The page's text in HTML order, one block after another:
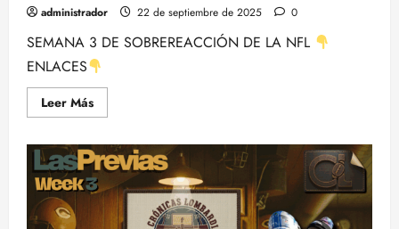
administrador 22 de septiembre de 2025 0
SEMANA 3 DE SOBREREACCIÓN DE LA NFL
ENLACES
Leer MásLeer
más
EPISODIO
1×023
NFL
WEEK
BY
WEEK